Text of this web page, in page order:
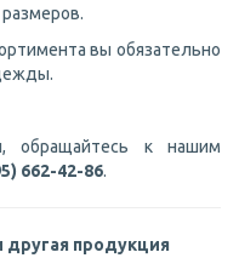
вы обязательно
обращайтесь к нашим
662-42-86.
продукция